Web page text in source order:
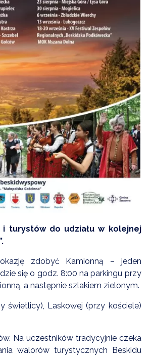
ZDROWIE
ROLNICTWO
CZYSTE
GOSPODARKA
KOMUNIKACJA
PRZYDATNE
turystów do udziału w kolejnej
zdobyć Kamionną – jeden
się o godz. 8:00 na parkingu przy
a następnie szlakiem zielonym.
świetlicy), Laskowej (przy kościele)
Na uczestników tradycyjnie czeka
walorów turystycznych Beskidu